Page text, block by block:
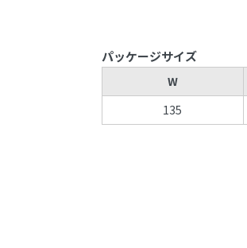
パッケージサイズ
W
135